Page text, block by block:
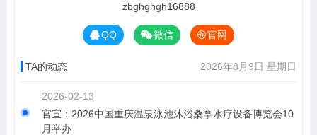
zbghghgh16888
QQ 微信 官网
TA的动态 2026年8月9日 星期日
2026-02-13
官宣：2026中国重庆温泉泳池沐浴桑拿水疗设备博览会10
月举办